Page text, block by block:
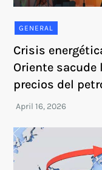
GENERAL
Crisis
Oriente
precios del